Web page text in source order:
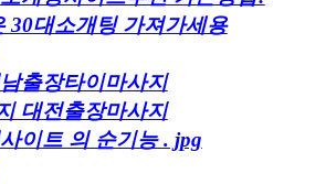
30대소개팅 가져가세용
출장타이마사지
대전출장마사지
이트 의 순기능 . jpg